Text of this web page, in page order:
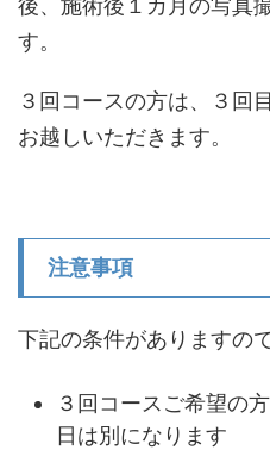
後、施術後１カ月の写真
す。
３回コースの方は、３回
お越しいただきます。
注意事項
下記の条件がありますの
３回コースご希望の
日は別になります